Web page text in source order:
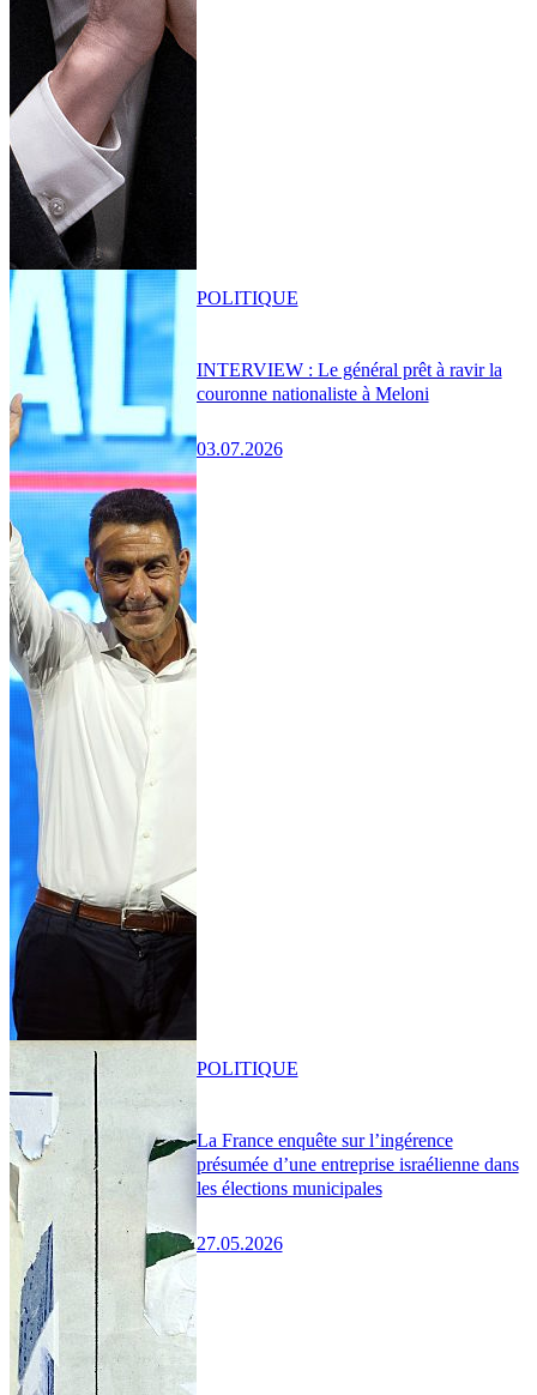
INTERVIEW : Le général prêt à ravir la
couronne nationaliste à Meloni
03.07.2026
POLITIQUE
La France enquête sur l’ingérence
présumée d’une entreprise israélienne dans
les élections municipales
27.05.2026
POLITIQUE